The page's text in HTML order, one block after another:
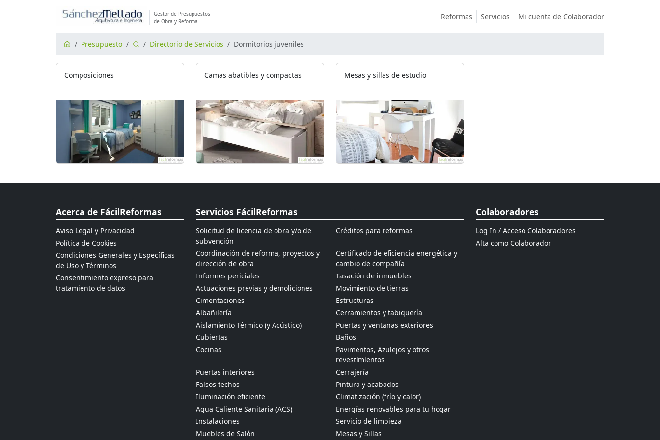
Gestor de Presupuestos
de Obra y Reforma
Reformas Servicios Mi cuenta de Colaborador
Presupuesto Directorio de Servicios Dormitorios juveniles
Composiciones Camas abatibles y compactas Mesas y sillas de estudio
Acerca de FácilReformas
Aviso Legal y Privacidad
Política de Cookies
Condiciones Generales y Específicas
de Uso y Términos
Consentimiento expreso para
tratamiento de datos
Servicios FácilReformas
Solicitud de licencia de obra y/o de
subvención
Créditos para reformas
Coordinación de reforma, proyectos y
dirección de obra
Certificado de eficiencia energética y
cambio de compañía
Informes periciales
Tasación de inmuebles
Actuaciones previas y demoliciones
Movimiento de tierras
Cimentaciones
Estructuras
Albañilería
Cerramientos y tabiquería
Aislamiento Térmico (y Acústico)
Puertas y ventanas exteriores
Cubiertas
Baños
Cocinas
Pavimentos, Azulejos y otros
revestimientos
Puertas interiores
Cerrajería
Falsos techos
Pintura y acabados
Iluminación eficiente
Climatización (frío y calor)
Agua Caliente Sanitaria (ACS)
Energías renovables para tu hogar
Instalaciones
Servicio de limpieza
Muebles de Salón
Mesas y Sillas
Colaboradores
Log In / Acceso Colaboradores
Alta como Colaborador